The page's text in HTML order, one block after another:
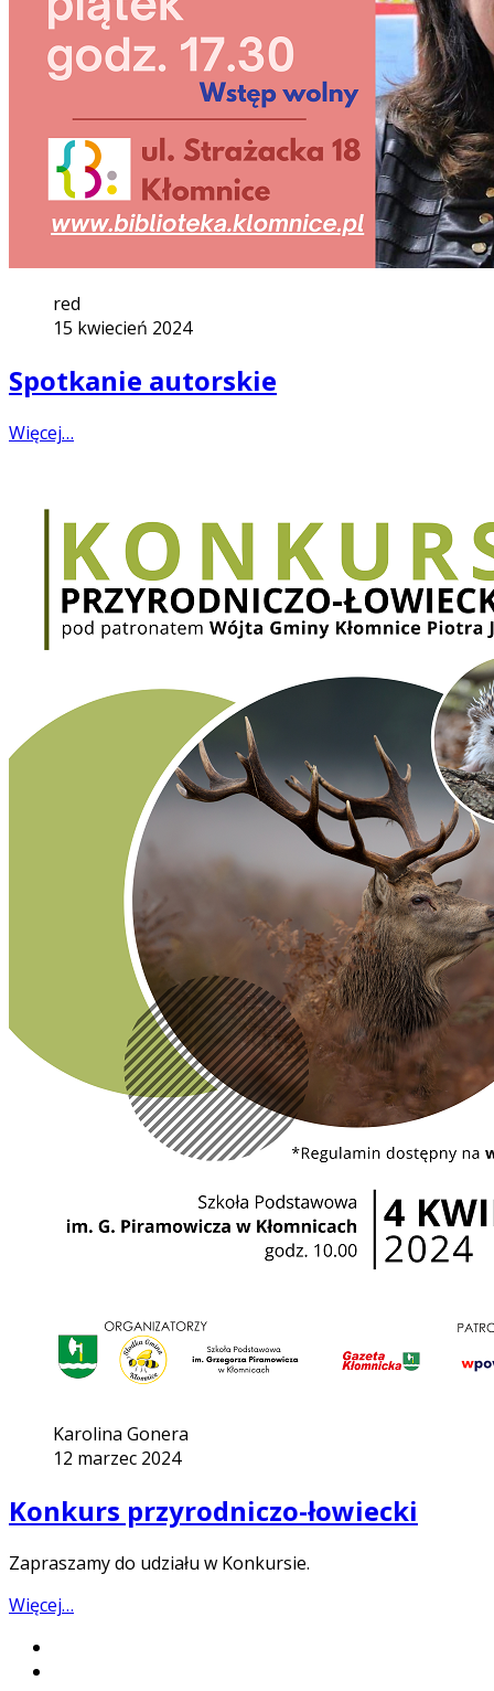
red
15 kwiecień 2024
Spotkanie autorskie
Więcej…
Karolina Gonera
12 marzec 2024
Konkurs przyrodniczo-łowiecki
Zapraszamy do udziału w Konkursie.
Więcej…